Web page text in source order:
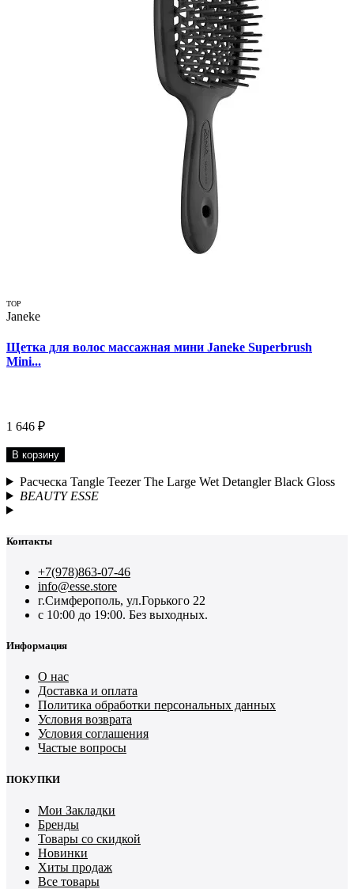
TOP
Janeke
Щетка для волос массажная мини Janeke Superbrush
Mini...
1 646 ₽
В корзину
Расческа Tangle Teezer The Large Wet Detangler Black Gloss
BEAUTY ESSE
Контакты
+7(978)863-07-46
info@esse.store
г.Симферополь, ул.Горького 22
с 10:00 до 19:00. Без выходных.
Информация
О нас
Доставка и оплата
Политика обработки персональных данных
Условия возврата
Условия соглашения
Частые вопросы
ПОКУПКИ
Мои Закладки
Бренды
Товары со скидкой
Новинки
Хиты продаж
Все товары